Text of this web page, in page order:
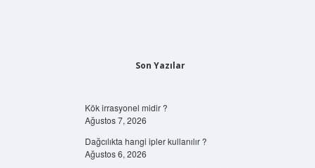
Son Yazılar
Kök irrasyonel midir ?
Ağustos 7, 2026
Dağcılıkta hangi ipler kullanılır ?
Ağustos 6, 2026